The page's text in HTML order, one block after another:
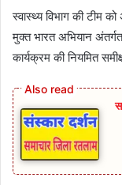
स्वास्थ्य विभाग की टीम
मुक्त भारत अभियान
कार्यक्रम की नियमित